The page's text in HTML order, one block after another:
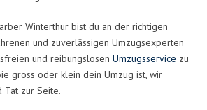
Winterthur bist du an der richtigen
und zuverlässigen Umzugsexperten
und reibungslosen Umzugsservice zu
gross oder klein dein Umzug ist, wir
Tat zur Seite.